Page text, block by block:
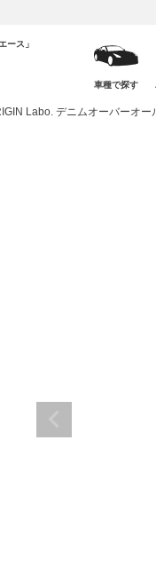
ース」
車種で探す
Labo. デニムオーバーオー